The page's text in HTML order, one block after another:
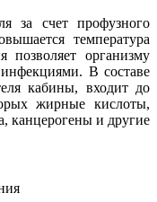
за счет профузного
температура
позволяет организму
В составе
кабины, входит до
жирные кислоты,
канцерогены и другие